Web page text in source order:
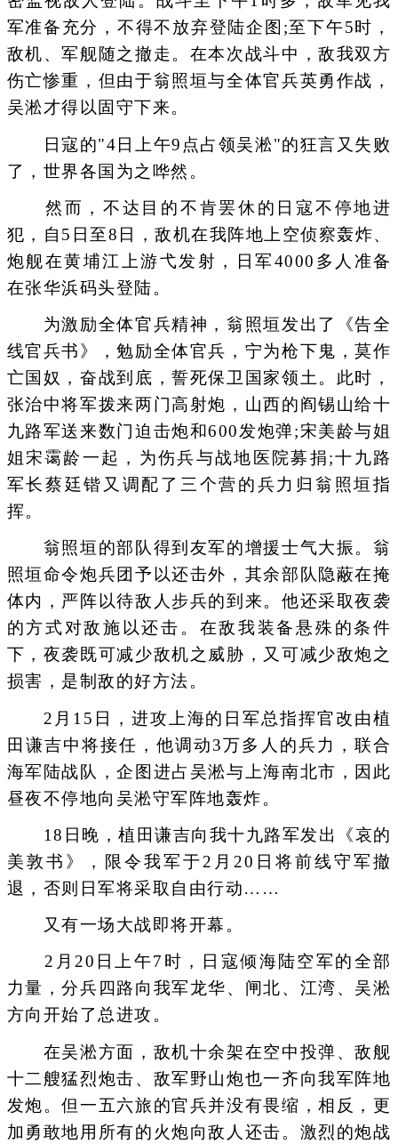
军准备充分，不得不放弃登陆企图;至下午5时，
敌机、军舰随之撤走。在本次战斗中，敌我双方
伤亡惨重，但由于翁照垣与全体官兵英勇作战，
吴淞才得以固守下来。
日寇的"4日上午9点占领吴淞"的狂言又失败
了，世界各国为之哗然。
然而，不达目的不肯罢休的日寇不停地进
犯，自5日至8日，敌机在我阵地上空侦察轰炸、
炮舰在黄埔江上游弋发射，日军4000多人准备
在张华浜码头登陆。
为激励全体官兵精神，翁照垣发出了《告全
线官兵书》，勉励全体官兵，宁为枪下鬼，莫作
亡国奴，奋战到底，誓死保卫国家领土。此时，
张治中将军拨来两门高射炮，山西的阎锡山给十
九路军送来数门迫击炮和600发炮弹;宋美龄与姐
姐宋霭龄一起，为伤兵与战地医院募捐;十九路
军长蔡廷锴又调配了三个营的兵力归翁照垣指
挥。
翁照垣的部队得到友军的增援士气大振。翁
照垣命令炮兵团予以还击外，其余部队隐蔽在掩
体内，严阵以待敌人步兵的到来。他还采取夜袭
的方式对敌施以还击。在敌我装备悬殊的条件
下，夜袭既可减少敌机之威胁，又可减少敌炮之
损害，是制敌的好方法。
2月15日，进攻上海的日军总指挥官改由植
田谦吉中将接任，他调动3万多人的兵力，联合
海军陆战队，企图进占吴淞与上海南北市，因此
昼夜不停地向吴淞守军阵地轰炸。
18日晚，植田谦吉向我十九路军发出《哀的
美敦书》，限令我军于2月20日将前线守军撤
退，否则日军将采取自由行动……
又有一场大战即将开幕。
2月20日上午7时，日寇倾海陆空军的全部
力量，分兵四路向我军龙华、闸北、江湾、吴淞
方向开始了总进攻。
在吴淞方面，敌机十余架在空中投弹、敌舰
十二艘猛烈炮击、敌军野山炮也一齐向我军阵地
发炮。但一五六旅的官兵并没有畏缩，相反，更
加勇敢地用所有的火炮向敌人还击。激烈的炮战